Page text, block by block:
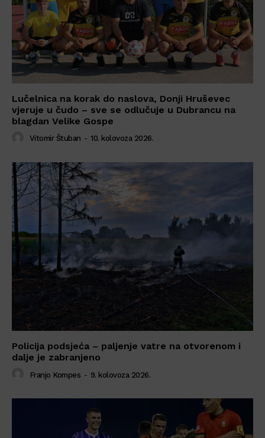
Lučelnica na korak do naslova, Donji Hruševec
vjeruje u čudo – sve se odlučuje u Dubrancu na
blagdan Velike Gospe
Vitomir Štuban - 10. kolovoza 2026.
Policija podsjeća – paljenje vatre na otvorenom i
dalje je zabranjeno
Franjo Kompes - 9. kolovoza 2026.